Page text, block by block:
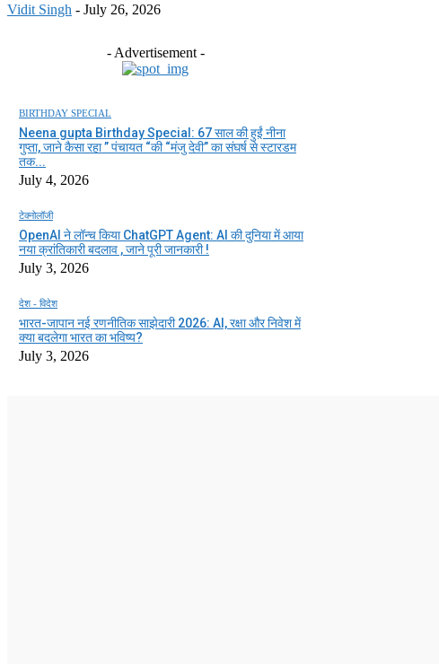
Vidit Singh - July 26, 2026
- Advertisement -
BIRTHDAY SPECIAL
Neena gupta Birthday Special: 67 साल की हुईं नीना
गुप्ता, जाने कैसा रहा ” पंचायत “की “मंजु देवी” का संघर्ष से स्टारडम
तक...
July 4, 2026
टेक्नोलॉजी
OpenAI ने लॉन्च किया ChatGPT Agent: AI की दुनिया में आया
नया क्रांतिकारी बदलाव , जाने पूरी जानकारी !
July 3, 2026
देश - विदेश
भारत-जापान नई रणनीतिक साझेदारी 2026: AI, रक्षा और निवेश में
क्या बदलेगा भारत का भविष्य?
July 3, 2026